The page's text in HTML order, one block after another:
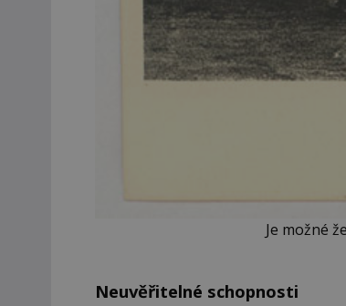
Je možné
Neuvěřitelné schopnosti